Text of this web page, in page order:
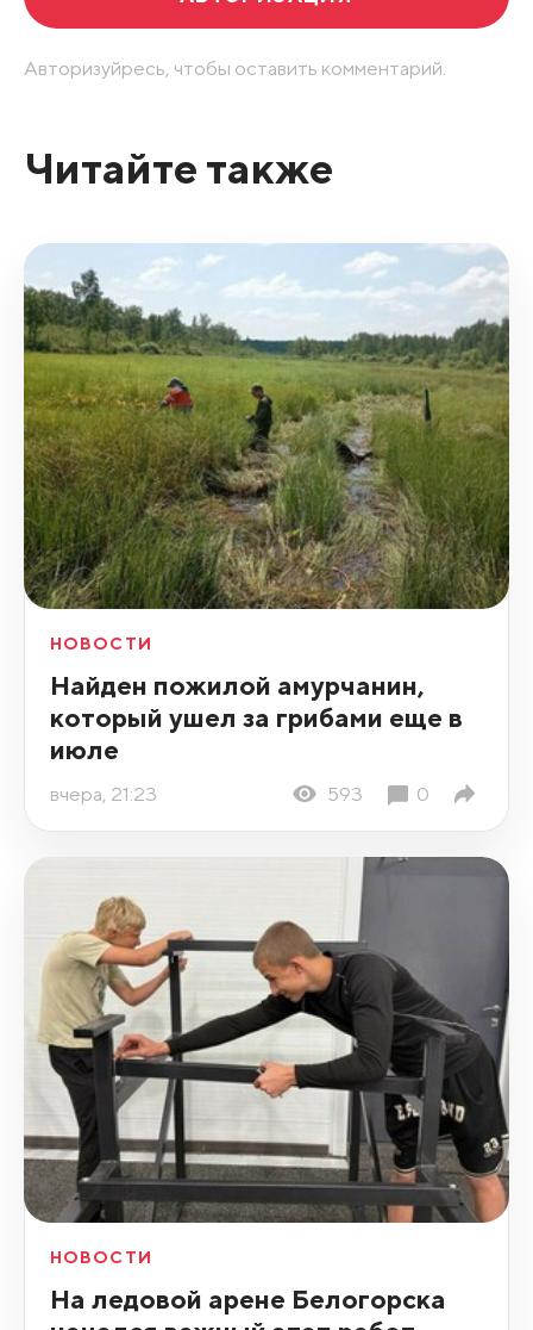
Авторизуйресь, чтобы оставить комментарий.
Читайте также
НОВОСТИ
Найден пожилой амурчанин,
который ушел за грибами еще в
июле
вчера, 21:23 593 0
НОВОСТИ
На ледовой арене Белогорска